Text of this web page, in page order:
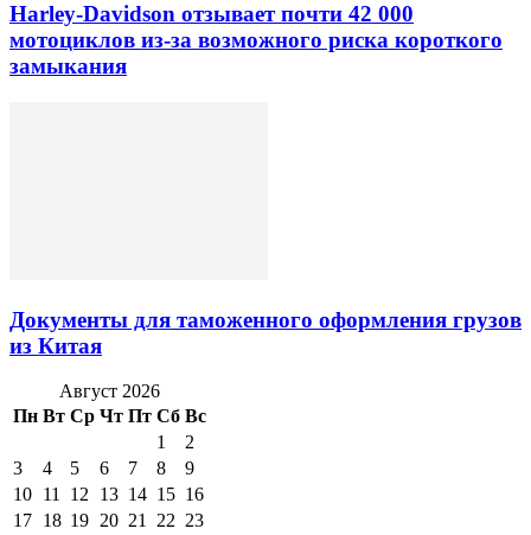
Harley-Davidson отзывает почти 42 000
мотоциклов из-за возможного риска короткого
замыкания
Документы для таможенного оформления грузов
из Китая
Август 2026
Пн Вт Ср Чт Пт Сб Вс
1
2
3
4 5 6 7 8
9
10 11 12 13 14 15 16
17 18 19 20 21 22 23